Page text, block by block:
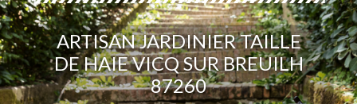
ARTISAN JARDINIER TAILLE
DE HAIE VICQ SUR BREUILH
87260